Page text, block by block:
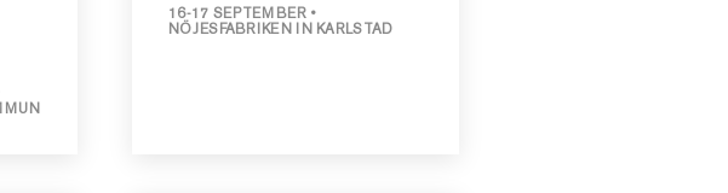
16-17 SEPTEMBER
NÖJESFABRIKEN IN KARLSTAD